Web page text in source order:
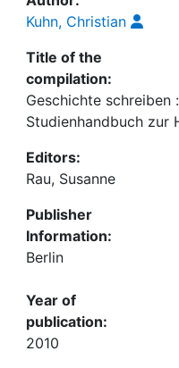
Kuhn, Christian
Title of the
compilation:
Geschichte schreiben
Studienhandbuch zur
Editors:
Rau, Susanne
Publisher
Information:
Berlin
Year of
publication:
2010